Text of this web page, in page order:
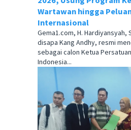
Wartawan hingga
Internasional
Gema1.com, H. Hardiyansyah,
disapa Kang Andhy, resmi
sebagai calon Ketua
Indonesia...